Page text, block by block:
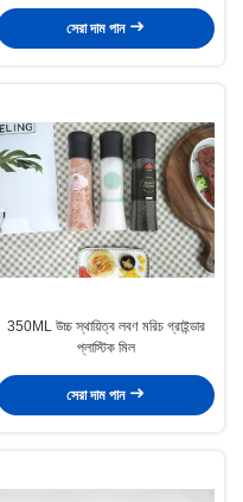
সেরা দাম পান
350ML উচ্চ স্থায়িত্ব লবণ মরিচ গ্রাইন্ডার
প্লাস্টিক মিল
সেরা দাম পান